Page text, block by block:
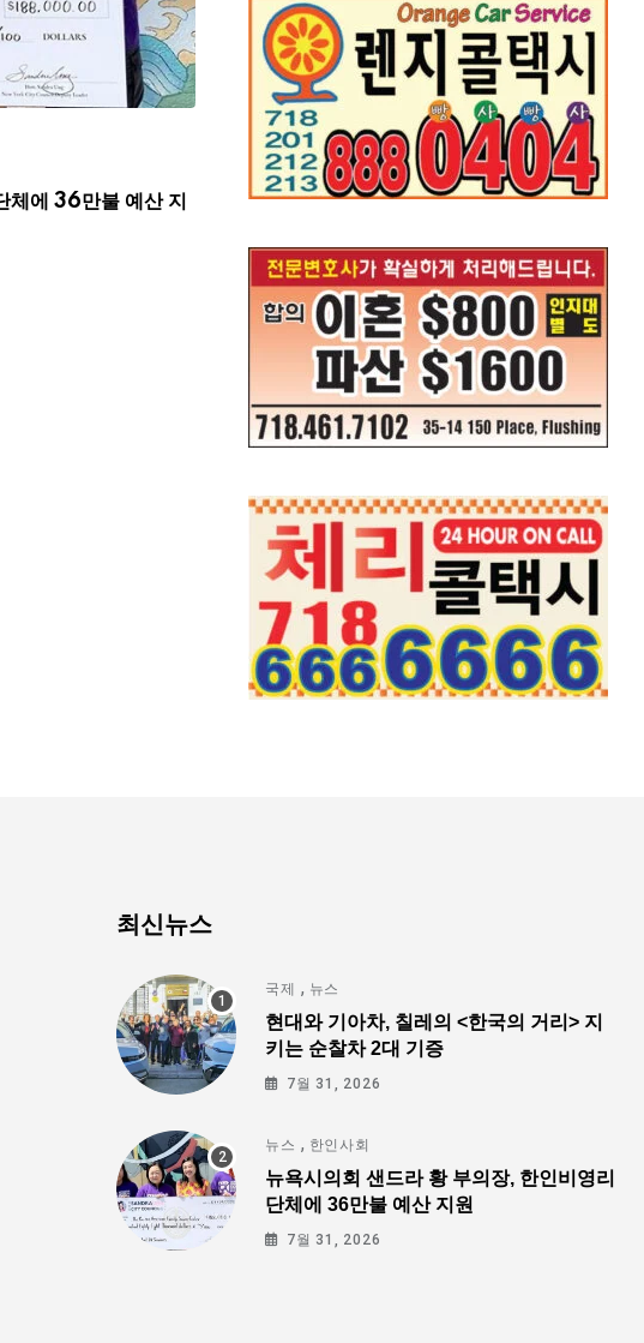
체에 36만불 예산 지
뉴욕한인회, 뉴욕한인원로자문위와 한인데이케
7월 31, 2026
최신뉴스
국제 , 뉴스
현대와 기아차, 칠레의 <한국의 거리> 지
키는 순찰차 2대 기증
7월 31, 2026
뉴스 , 한인사회
뉴욕시의회 샌드라 황 부의장, 한인비영리
단체에 36만불 예산 지원
7월 31, 2026